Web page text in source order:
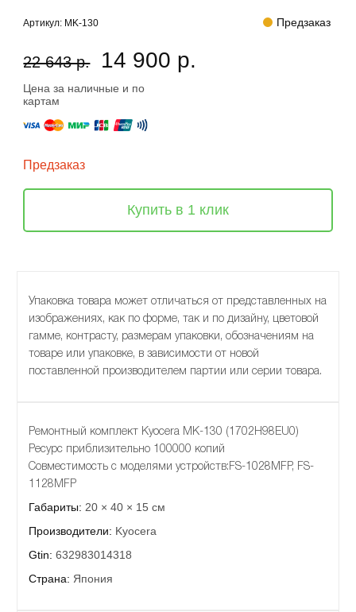
Артикул: MK-130 Предзаказ
22 643 р. 14 900 р.
Цена за наличные и по
картам
Предзаказ
Купить в 1 клик
Упаковка товара может отличаться от представленных на
изображениях, как по форме, так и по дизайну, цветовой
гамме, контрасту, размерам упаковки, обозначениям на
товаре или упаковке, в зависимости от новой
поставленной производителем партии или серии товара.
Ремонтный комплект Kyocera MK-130 (1702H98EU0)
Ресурс приблизительно 100000 копий
Совместимость с моделями устройств:FS-1028MFP, FS-
1128MFP
Габариты: 20 × 40 × 15 см
Производители: Kyocera
Gtin: 632983014318
Страна: Япония